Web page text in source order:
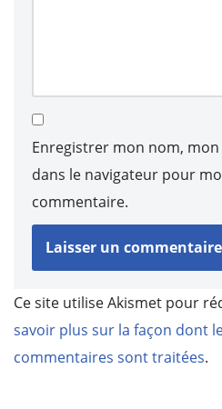
Enregistrer mon nom,
dans le navigateur pour
commentaire.
Ce site utilise Akismet pour
savoir plus sur la façon dont
commentaires sont traitées.